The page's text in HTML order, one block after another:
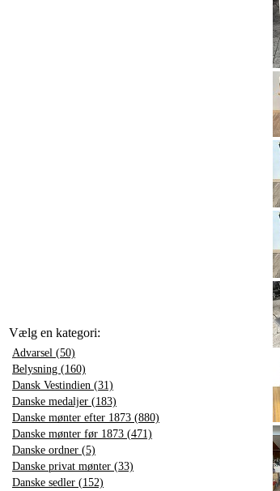
Vælg en kategori:
Advarsel (50)
Belysning (160)
Dansk Vestindien (31)
Danske medaljer (183)
Danske mønter efter 1873 (880)
Danske mønter før 1873 (471)
Danske ordner (5)
Danske privat mønter (33)
Danske sedler (152)